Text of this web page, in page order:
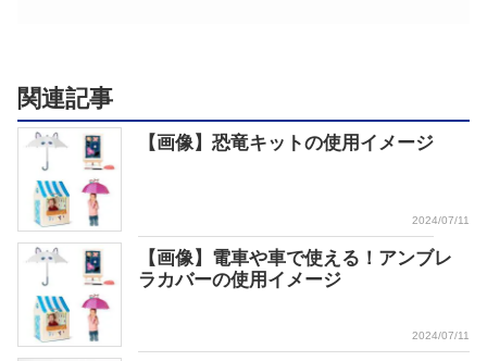
関連記事
【画像】恐竜キットの使用イメージ
2024/07/11
【画像】電車や車で使える！アンブレ
ラカバーの使用イメージ
2024/07/11